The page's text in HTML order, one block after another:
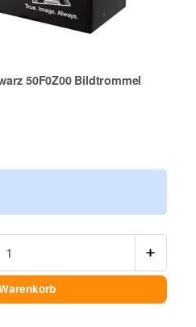
50F0Z00 Bildtrommel